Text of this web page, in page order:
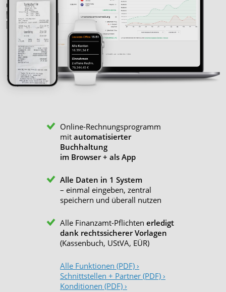
Online-Rechnungsprogramm
mit automatisierter
Buchhaltung
im Browser + als App
Alle Daten in 1 System
– einmal eingeben, zentral
speichern und überall nutzen
Alle Finanzamt-Pflichten erledigt
dank rechtssicherer Vorlagen
(Kassenbuch, UStVA, EÜR)
Alle Funktionen (PDF) ›
Schnittstellen + Partner (PDF) ›
Konditionen (PDF) ›